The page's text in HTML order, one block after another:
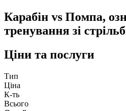
Карабін vs Помпа,
тренування зі
Ціни та послуги
Тип
Ціна
К-ть
Всього